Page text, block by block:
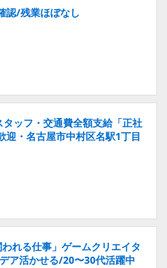
認/残業ほぼなし
タッフ・交通費全額支給「正社
迎・名古屋市中村区名駅1丁目
れる仕事」ゲームクリエイタ
ア活かせる/20〜30代活躍中